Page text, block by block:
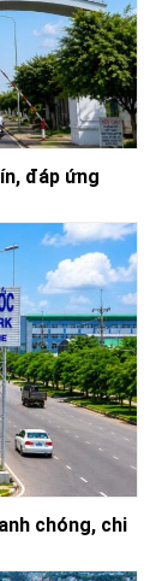
đáp ứng
chóng, chi